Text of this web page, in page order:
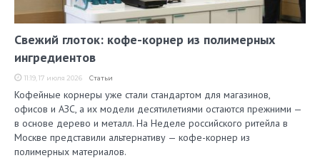
Свежий глоток: кофе-корнер из полимерных
ингредиентов
11:19, 17 июля 2026 Статьи
Кофейные корнеры уже стали стандартом для магазинов,
офисов и АЗС, а их модели десятилетиями остаются прежними —
в основе дерево и металл. На Неделе российского ритейла в
Москве представили альтернативу — кофе-корнер из
полимерных материалов.